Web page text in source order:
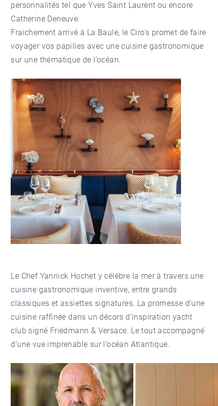
personnalités tel que Yves Saint Laurent ou encore
Catherine Deneuve.
Fraichement arrivé à La Baule, le Ciro’s promet de faire
voyager vos papilles avec une cuisine gastronomique
sur une thématique de l’océan.
Le Chef Yannick Hochet y célèbre la mer à travers une
cuisine gastronomique inventive, entre grands
classiques et assiettes signatures. La promesse d'une
cuisine raffinée dans un décors d’inspiration yacht
club signé Friedmann & Versace. Le tout accompagné
d’une vue imprenable sur l’océan Atlantique.